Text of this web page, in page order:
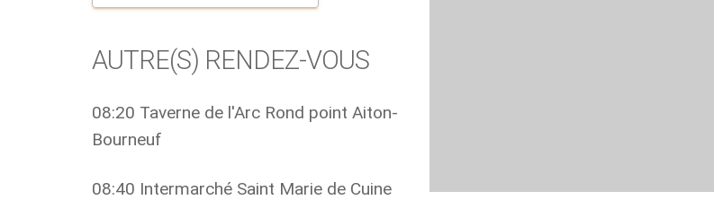
AUTRE(S) RENDEZ-VOUS
08:20 Taverne de l'Arc Rond point Aiton-
Bourneuf
08:40 Intermarché Saint Marie de Cuine